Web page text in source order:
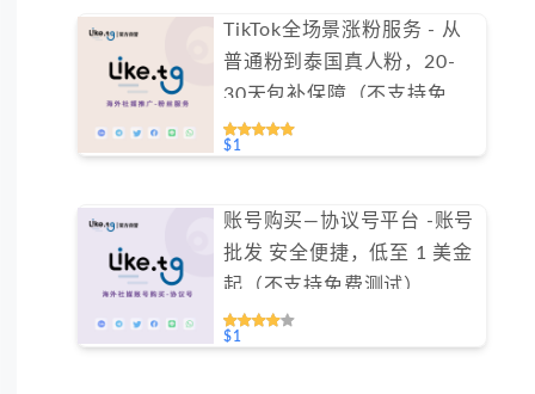
TikTok全场景涨粉服务 - 从
普通粉到泰国真人粉，20-
30天包补保障（不支持免费
测试）
$1
账号购买—协议号平台 -账号
批发 安全便捷，低至 1 美金
起（不支持免费测试）
#GN004
$1